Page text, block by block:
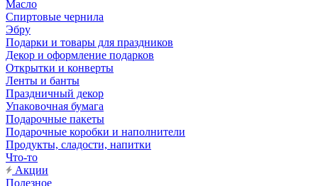
Масло
Спиртовые чернила
Эбру
Подарки и товары для праздников
Декор и оформление подарков
Открытки и конверты
Ленты и банты
Праздничный декор
Упаковочная бумага
Подарочные пакеты
Подарочные коробки и наполнители
Продукты, сладости, напитки
Что-то
Акции
Полезное